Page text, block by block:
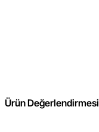
Ürün Değerlendirmesi